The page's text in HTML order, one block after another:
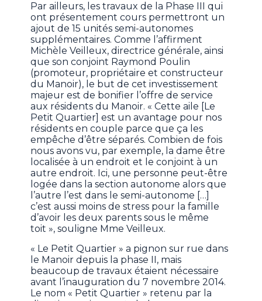
Par ailleurs, les travaux de la Phase III qui
ont présentement cours permettront un
ajout de 15 unités semi-autonomes
supplémentaires. Comme l’affirment
Michèle Veilleux, directrice générale, ainsi
que son conjoint Raymond Poulin
(promoteur, propriétaire et constructeur
du Manoir), le but de cet investissement
majeur est de bonifier l’offre de service
aux résidents du Manoir. « Cette aile [Le
Petit Quartier] est un avantage pour nos
résidents en couple parce que ça les
empêche d’être séparés. Combien de fois
nous avons vu, par exemple, la dame être
localisée à un endroit et le conjoint à un
autre endroit. Ici, une personne peut-être
logée dans la section autonome alors que
l’autre l’est dans le semi-autonome […]
c’est aussi moins de stress pour la famille
d’avoir les deux parents sous le même
toit », souligne Mme Veilleux.
« Le Petit Quartier » a pignon sur rue dans
le Manoir depuis la phase II, mais
beaucoup de travaux étaient nécessaire
avant l’inauguration du 7 novembre 2014.
Le nom « Petit Quartier » retenu par la